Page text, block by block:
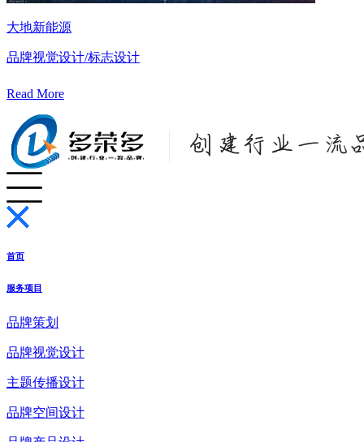
大地新能源
品牌视觉设计/标志设计
Read More
首页
服务项目
品牌策划
品牌视觉设计
主题传播设计
品牌空间设计